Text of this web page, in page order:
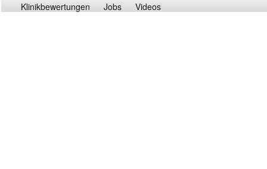
Klinikbewertungen Jobs Videos